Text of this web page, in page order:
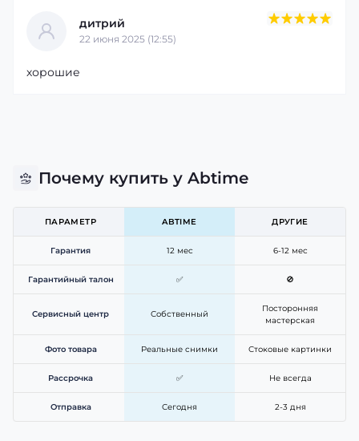
дитрий
22 июня 2025 (12:55)
хорошие
Почему купить у Abtime
ПАРАМЕТР ABTIME ДРУГИЕ
Гарантия 12 мес 6-12 мес
Гарантийный талон ✅ 🚫
Сервисный центр Собственный
Посторонняя
мастерская
Фото товара Реальные снимки Стоковые картинки
Рассрочка ✅ Не всегда
Отправка Сегодня 2-3 дня